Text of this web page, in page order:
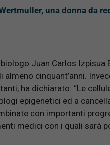
una donna da
Juan Carlos
almeno cinquant’anni.
ha dichiarato: “Le
epigenetici ed a
con importanti
medici con i quali sarà